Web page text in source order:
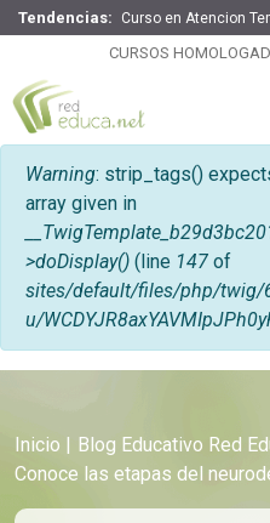
Tendencias: Curso en Atencion
CURSOS
Mensaje de error
Warning: strip_tags()
array given in
>doDisplay() (line 147 of
sites/default/files/php/twig/
u/
Inicio Blog Educativo Red
Conoce las etapas del